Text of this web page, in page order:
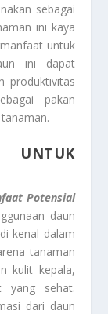
sebagai
ini kaya
untuk
ini dapat
produktivitas
pakan
UNTUK
Potensial
daun
kenal dalam
tanaman
kulit kepala,
yang sehat.
dari daun